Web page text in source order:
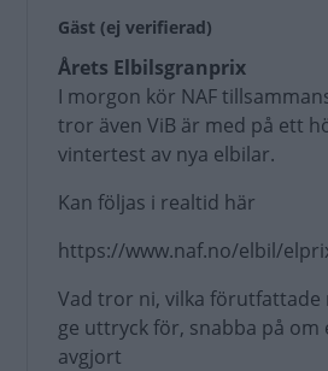
Gäst (ej verifierad)
Årets Elbilsgranprix
I morgon kör NAF
tror även ViB är med på ett
vintertest av nya elbilar.
Kan följas i realtid här
https://www.naf.no/elbil/
Vad tror ni, vilka förutfattade
ge uttryck för, snabba på om
avgjort